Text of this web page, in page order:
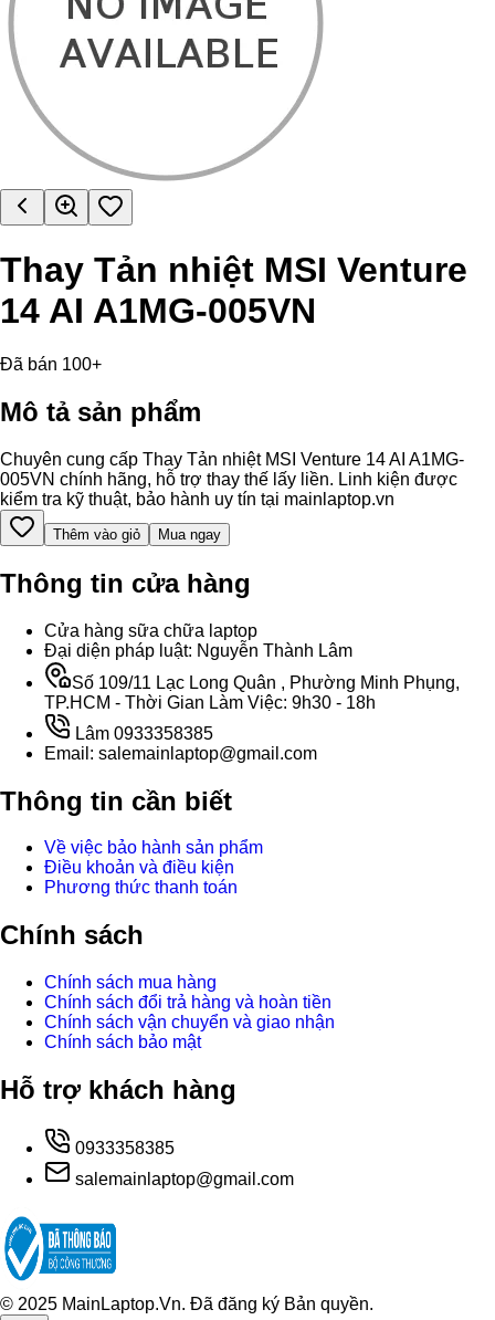
Thay Tản nhiệt MSI Venture
14 AI A1MG-005VN
Đã bán 100+
Mô tả sản phẩm
Chuyên cung cấp Thay Tản nhiệt MSI Venture 14 AI A1MG-
005VN chính hãng, hỗ trợ thay thế lấy liền. Linh kiện được
kiểm tra kỹ thuật, bảo hành uy tín tại mainlaptop.vn
Thêm vào giỏ Mua ngay
Thông tin cửa hàng
Cửa hàng sữa chữa laptop
Đại diện pháp luật: Nguyễn Thành Lâm
Số 109/11 Lạc Long Quân , Phường Minh Phụng,
TP.HCM - Thời Gian Làm Việc: 9h30 - 18h
Lâm 0933358385
Email: salemainlaptop@gmail.com
Thông tin cần biết
Về việc bảo hành sản phẩm
Điều khoản và điều kiện
Phương thức thanh toán
Chính sách
Chính sách mua hàng
Chính sách đổi trả hàng và hoàn tiền
Chính sách vận chuyển và giao nhận
Chính sách bảo mật
Hỗ trợ khách hàng
0933358385
salemainlaptop@gmail.com
© 2025 MainLaptop.Vn. Đã đăng ký Bản quyền.